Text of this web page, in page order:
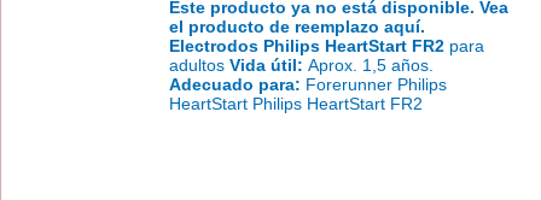
Este producto ya no está disponible. Vea
el producto de reemplazo aquí.
Electrodos Philips HeartStart FR2 para
adultos Vida útil: Aprox. 1,5 años.
Adecuado para: Forerunner Philips
HeartStart Philips HeartStart FR2